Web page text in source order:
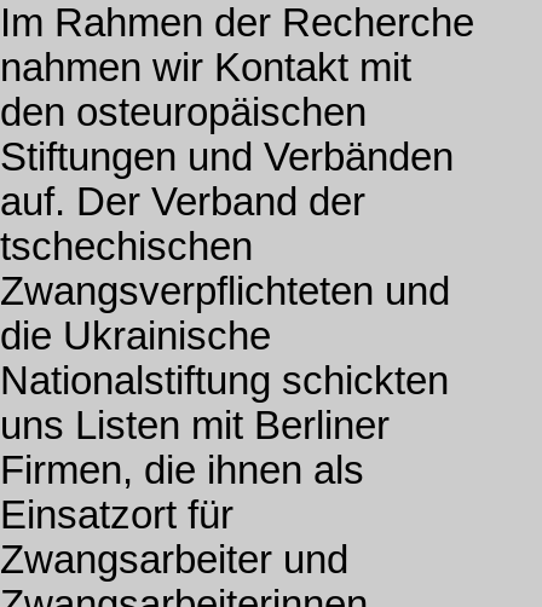
Im Rahmen der Recherche
nahmen wir Kontakt mit
den osteuropäischen
Stiftungen und Verbänden
auf. Der Verband der
tschechischen
Zwangsverpflichteten und
die Ukrainische
Nationalstiftung schickten
uns Listen mit Berliner
Firmen, die ihnen als
Einsatzort für
Zwangsarbeiter und